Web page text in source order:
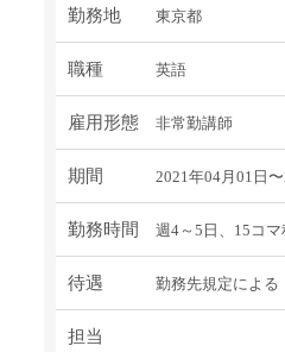
勤務地 東京都
職種 英語
雇用形態 非常勤講師
期間 2021年04月01日
勤務時間 週4～5日、15コマ
待遇 勤務先規定による
担当